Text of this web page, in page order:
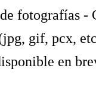
fotografías -
gif, pcx,
en